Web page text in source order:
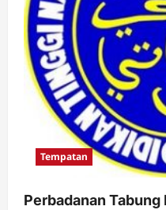
Tempatan
Perbadanan